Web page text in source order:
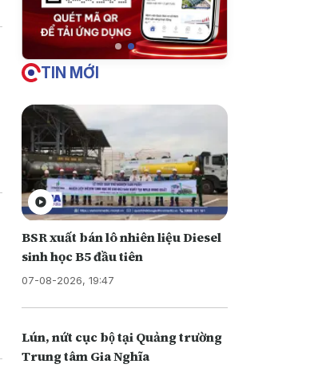
TIN MỚI
BSR xuất bán lô nhiên liệu Diesel
sinh học B5 đầu tiên
07-08-2026, 19:47
Lún, nứt cục bộ tại Quảng trường
Trung tâm Gia Nghĩa